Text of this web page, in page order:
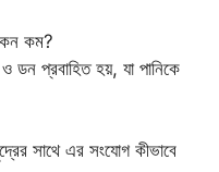
কম?
ডন প্রবাহিত হয়, যা পানিকে
সাথে এর সংযোগ কীভাবে